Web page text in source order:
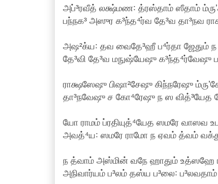
அப்³ரவீத் லக்ஷ்மண꞉ த்ரஸ்தாம் ஸீதாம்
பந்நக³ அஸுர க³ந்த⁴ர்வ தே³வ தா³நவ
அஷ²க்ய꞉ தவ வைதே³ஹீ ப⁴ர்தா ஜேதும் ந
தே³வி தே³வ மநுஷ்யேஷு க³ந்த⁴ர்வேஷு
ராக்ஷஸேஷு பிஷா²சேஷு கிந்நரேஷு
தா³நவேஷு ச கோ⁴ரேஷு ந ஸ வித்³யேத
யோ ராமம் ப்ரதியுத்⁴யேத ஸமரே வாஸவ
அவத்⁴ய꞉ ஸமரே ராமோ ந ஏவம் த்வம்
ந த்வாம் அஸ்மின் வநே ஹாதும் உத்ஸஹே
அநிவார்யம் ப³லம் தஸ்ய ப³லை꞉ ப³லவதாம்